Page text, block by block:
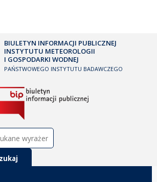
BIULETYN INFORMACJI PUBLICZNEJ
INSTYTUTU METEOROLOGII
I GOSPODARKI WODNEJ
PAŃSTWOWEGO INSTYTUTU BADAWCZEGO